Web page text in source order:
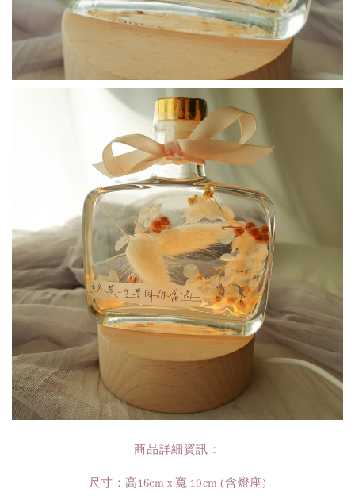
商品詳細資訊：
尺寸：高16cm x 寬 10cm (含燈座)